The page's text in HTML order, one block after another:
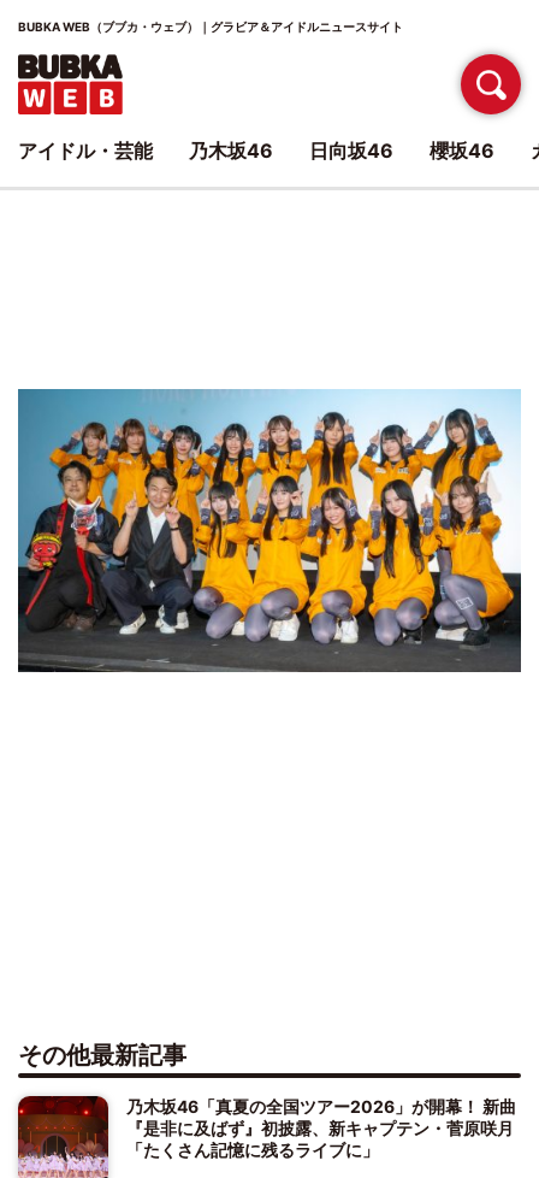
BUBKA WEB（ブブカ・ウェブ）｜グラビア＆アイドルニュースサイト
その他最新記事
乃木坂46「真夏の全国ツアー2026」が開幕！ 新曲
『是非に及ばず』初披露、新キャプテン・菅原咲月
「たくさん記憶に残るライブに」
アイドル・芸能 乃木坂46 日向坂46 櫻坂46